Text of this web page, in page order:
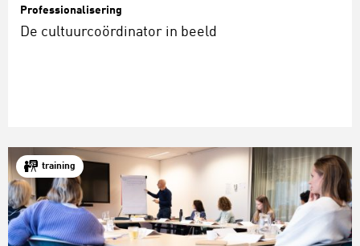
Professionalisering
De cultuurcoördinator in beeld
training